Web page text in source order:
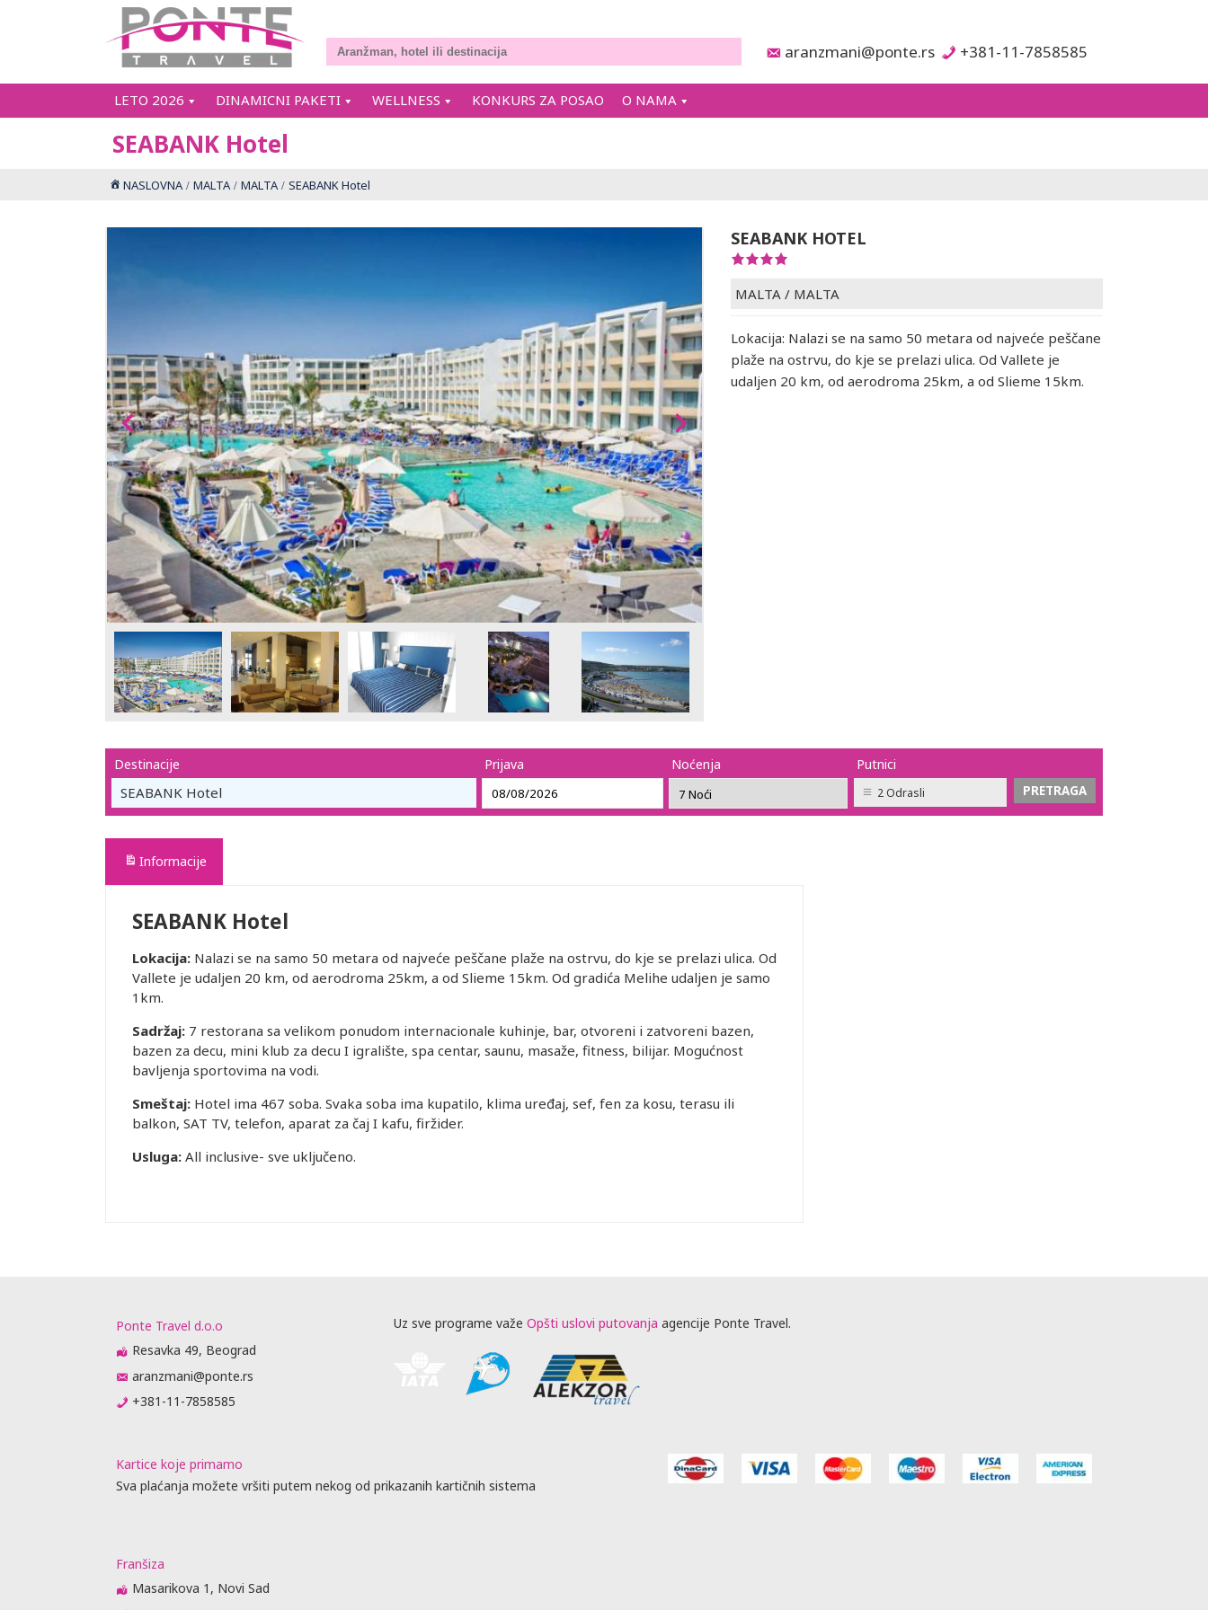
aranzmani@ponte.rs +381-11-7858585
LETO 2026 DINAMICNI PAKETI WELLNESS KONKURS ZA POSAO O NAMA
SEABANK Hotel
NASLOVNA MALTA MALTA SEABANK Hotel
SEABANK HOTEL
MALTA / MALTA
Lokacija: Nalazi se na samo 50 metara od najveće peščane
plaže na ostrvu, do kje se prelazi ulica. Od Vallete je
udaljen 20 km, od aerodroma 25km, a od Slieme 15km.
Destinacije
SEABANK Hotel
Prijava Noćenja Putnici
2 Odrasli
Informacije
SEABANK Hotel
Lokacija: Nalazi se na samo 50 metara od najveće peščane plaže na ostrvu, do kje se prelazi ulica. Od
Vallete je udaljen 20 km, od aerodroma 25km, a od Slieme 15km. Od gradića Melihe udaljen je samo
1km.
Sadržaj: 7 restorana sa velikom ponudom internacionale kuhinje, bar, otvoreni i zatvoreni bazen,
bazen za decu, mini klub za decu I igralište, spa centar, saunu, masaže, fitness, bilijar. Mogućnost
bavljenja sportovima na vodi.
Smeštaj: Hotel ima 467 soba. Svaka soba ima kupatilo, klima uređaj, sef, fen za kosu, terasu ili
balkon, SAT TV, telefon, aparat za čaj I kafu, firžider.
Usluga: All inclusive- sve uključeno.
Ponte Travel d.o.o
Resavka 49, Beograd
aranzmani@ponte.rs
+381-11-7858585
Uz sve programe važe Opšti uslovi putovanja agencije Ponte Travel.
Kartice koje primamo
Sva plaćanja možete vršiti putem nekog od prikazanih kartičnih sistema
Franšiza
Masarikova 1, Novi Sad